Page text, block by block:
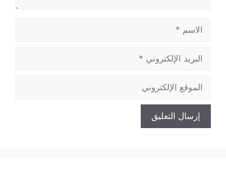
الاسم
البريد
الإلكتروني
الموقع
الإلكتروني